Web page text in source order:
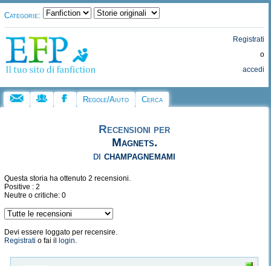
Categorie:
Registrati
o
accedi
Regole/Aiuto Cerca
Recensioni per
Magnets.
dichampagnemami
Questa storia ha ottenuto 2 recensioni.
Positive : 2
Neutre o critiche: 0
Devi essere loggato per recensire.
Registrati o fai il login.